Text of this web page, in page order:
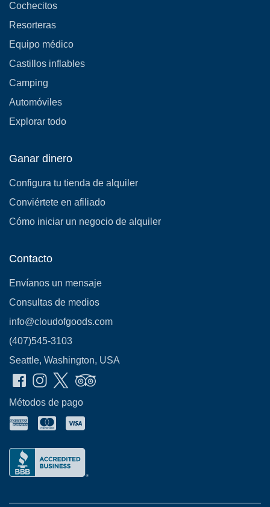
Cochecitos
Resorteras
Equipo médico
Castillos inflables
Camping
Automóviles
Explorar todo
Ganar dinero
Configura tu tienda de alquiler
Conviértete en afiliado
Cómo iniciar un negocio de alquiler
Contacto
Envíanos un mensaje
Consultas de medios
info@cloudofgoods.com
(407)545-3103
Seattle, Washington, USA
Métodos de pago